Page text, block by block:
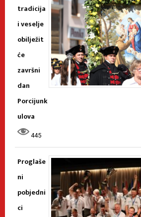
tradicija
i veselje
obilježit
će
završni
dan
Porcijunk
ulova
445
Proglaše
ni
pobjedni
ci